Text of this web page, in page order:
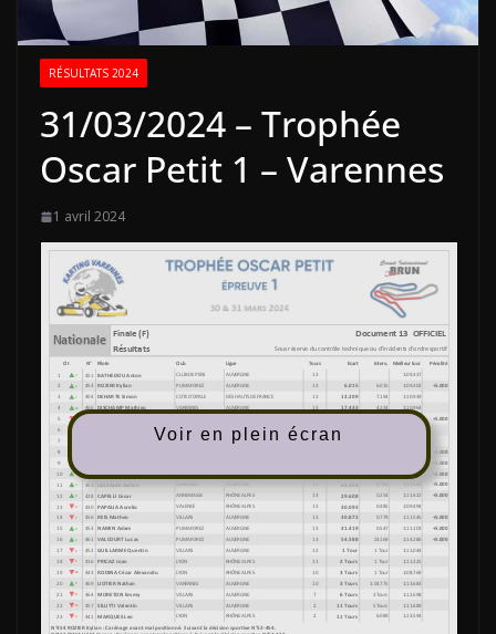
RÉSULTATS 2024
31/03/2024 – Trophée
Oscar Petit 1 – Varennes
1 avril 2024
Voir en plein écran